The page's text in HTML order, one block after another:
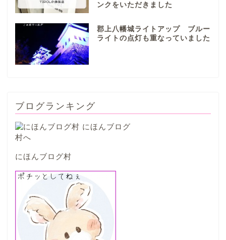
ンクをいただきました
郡上八幡城ライトアップ ブルー
ライトの点灯も重なっていました
ブログランキング
にほんブログ村
本巣市
山県市